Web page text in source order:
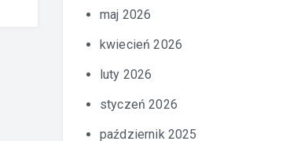
maj 2026
kwiecień 2026
luty 2026
styczeń 2026
październik 2025